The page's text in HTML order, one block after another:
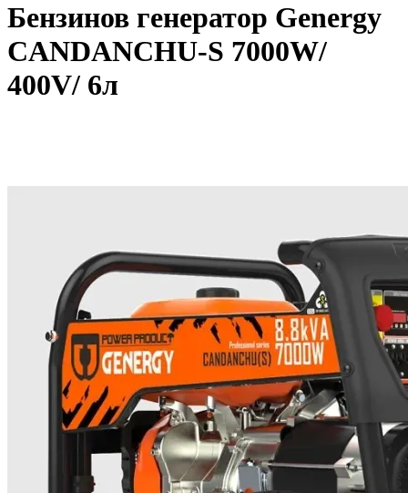
Бензинов генератор Genergy
CANDANCHU-S 7000W/
400V/ 6л